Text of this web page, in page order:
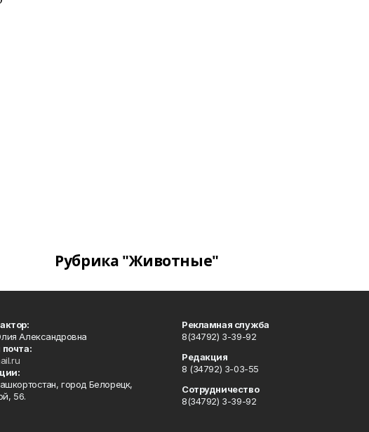
Рубрика "Животные"
Александровна
почта:
город Белорецк,
56.
Рекламная служба
8(34792) 3-39-92
Редакция
8 (34792) 3-03-55
Сотрудничество
8(34792) 3-39-92